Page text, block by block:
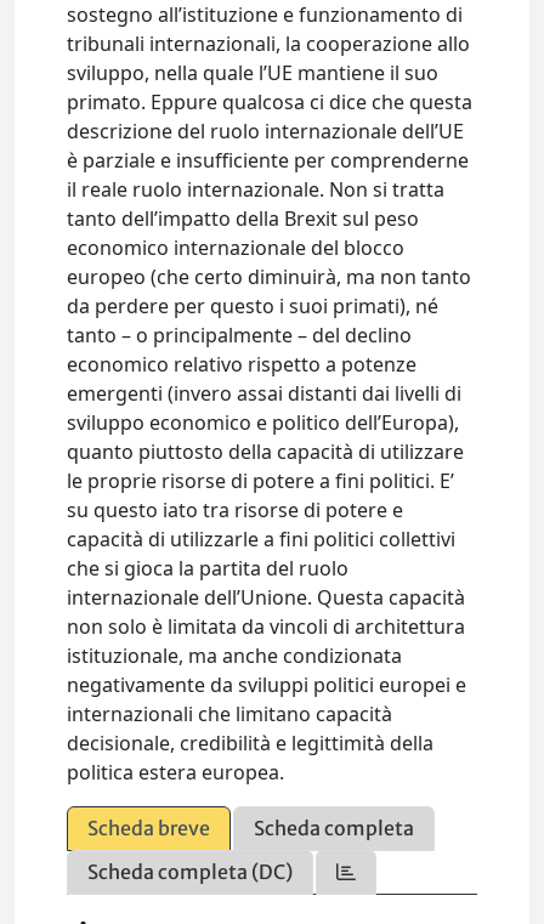
sostegno all’istituzione e funzionamento di
tribunali internazionali, la cooperazione allo
sviluppo, nella quale l’UE mantiene il suo
primato. Eppure qualcosa ci dice che questa
descrizione del ruolo internazionale dell’UE
è parziale e insufficiente per comprenderne
il reale ruolo internazionale. Non si tratta
tanto dell’impatto della Brexit sul peso
economico internazionale del blocco
europeo (che certo diminuirà, ma non tanto
da perdere per questo i suoi primati), né
tanto – o principalmente – del declino
economico relativo rispetto a potenze
emergenti (invero assai distanti dai livelli di
sviluppo economico e politico dell’Europa),
quanto piuttosto della capacità di utilizzare
le proprie risorse di potere a fini politici. E’
su questo iato tra risorse di potere e
capacità di utilizzarle a fini politici collettivi
che si gioca la partita del ruolo
internazionale dell’Unione. Questa capacità
non solo è limitata da vincoli di architettura
istituzionale, ma anche condizionata
negativamente da sviluppi politici europei e
internazionali che limitano capacità
decisionale, credibilità e legittimità della
politica estera europea.
Scheda breve
Scheda completa
Scheda completa (DC)